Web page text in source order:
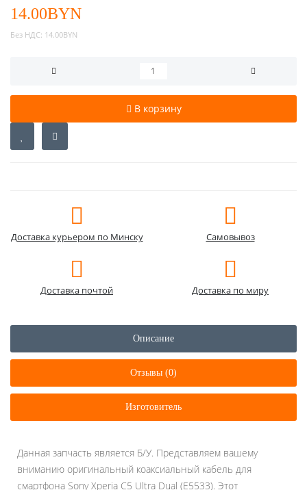
14.00BYN
Без НДС: 14.00BYN
В корзину
Доставка курьером по Минску Самовывоз
Доставка почтой Доставка по миру
Описание
Отзывы (0)
Изготовитель
Данная запчасть является Б/У. Представляем вашему
вниманию оригинальный коаксиальный кабель для
смартфона Sony Xperia C5 Ultra Dual (E5533). Этот